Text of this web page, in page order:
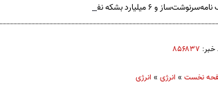
خبر: ۸۵۶۸۳۷
نخست» انرژی» انرژی